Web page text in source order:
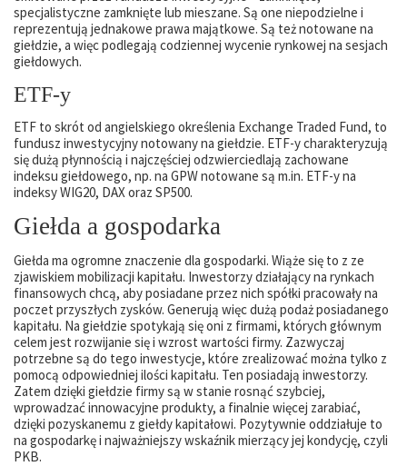
specjalistyczne zamknięte lub mieszane. Są one niepodzielne i
reprezentują jednakowe prawa majątkowe. Są też notowane na
giełdzie, a więc podlegają codziennej wycenie rynkowej na sesjach
giełdowych.
ETF-y
ETF to skrót od angielskiego określenia Exchange Traded Fund, to
fundusz inwestycyjny notowany na giełdzie. ETF-y charakteryzują
się dużą płynnością i najczęściej odzwierciedlają zachowane
indeksu giełdowego, np. na GPW notowane są m.in. ETF-y na
indeksy WIG20, DAX oraz SP500.
Giełda a gospodarka
Giełda ma ogromne znaczenie dla gospodarki. Wiąże się to z ze
zjawiskiem mobilizacji kapitału. Inwestorzy działający na rynkach
finansowych chcą, aby posiadane przez nich spółki pracowały na
poczet przyszłych zysków. Generują więc dużą podaż posiadanego
kapitału. Na giełdzie spotykają się oni z firmami, których głównym
celem jest rozwijanie się i wzrost wartości firmy. Zazwyczaj
potrzebne są do tego inwestycje, które zrealizować można tylko z
pomocą odpowiedniej ilości kapitału. Ten posiadają inwestorzy.
Zatem dzięki giełdzie firmy są w stanie rosnąć szybciej,
wprowadzać innowacyjne produkty, a finalnie więcej zarabiać,
dzięki pozyskanemu z giełdy kapitałowi. Pozytywnie oddziałuje to
na gospodarkę i najważniejszy wskaźnik mierzący jej kondycję, czyli
PKB.